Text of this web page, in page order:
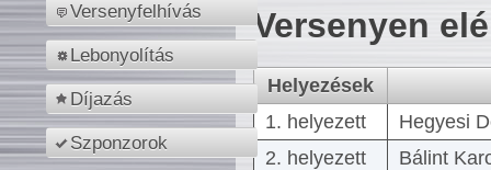
Versenyfelhívás
Lebonyolítás
Díjazás
Szponzorok
Versenyen
Helyezések
1. helyezett
Hegyesi
2. helyezett
Bálint